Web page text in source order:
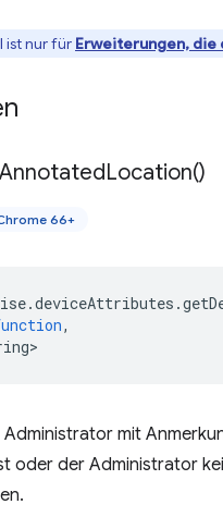
ist nur für Erweiterungen, die
AnnotatedLocation()
66+
.deviceAttributes .
,
Administrator mit
oder der Administrator